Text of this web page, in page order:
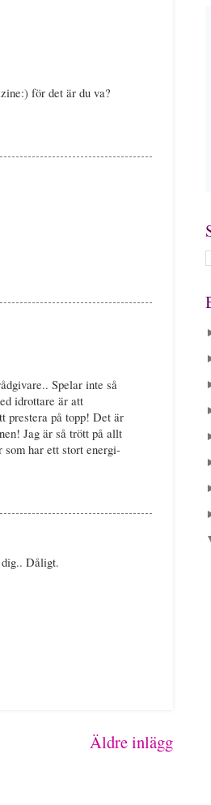
för det är du va?
Spelar inte så
idrottare är att
prestera på topp! Det är
Jag är så trött på allt
som har ett stort energi-
Dåligt.
Äldre inlägg